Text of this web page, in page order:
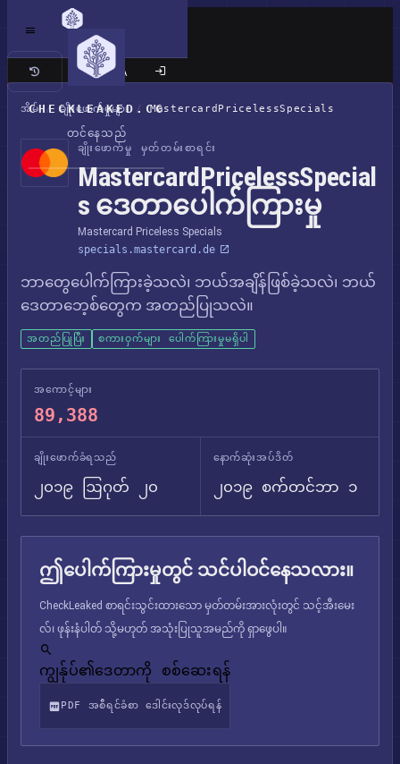
CHECKLEAKED.CC
တင်နေသည်
ကလက်စစ် ဆိုက်
အိမ် / ချိုးဖောက်မှုများ / MastercardPricelessSpecials
ချိုးဖောက်မှု မှတ်တမ်းစာရင်း
MastercardPricelessSpecial
s ဒေတာပေါက်ကြားမှု
Mastercard Priceless Specials
specials.mastercard.de
ဘာတွေပေါက်ကြားခဲ့သလဲ၊ ဘယ်အချိန်ဖြစ်ခဲ့သလဲ၊ ဘယ်
ဒေတာဘေ့စ်တွေက အတည်ပြုသလဲ။
အတည်ပြုပြီး စကားဝှက်များ ပေါက်ကြားမှုမရှိပါ
အကောင့်များ
89,388
ချိုးဖောက်ခံရသည်
၂၀၁၉ ဩဂုတ် ၂၀
နောက်ဆုံးအပ်ဒိတ်
၂၀၁၉ စက်တင်ဘာ ၁
ဤပေါက်ကြားမှုတွင် သင်ပါဝင်နေသလား။
CheckLeaked စာရင်းသွင်းထားသော မှတ်တမ်းအားလုံးတွင် သင့်အီးမေး
လ်၊ ဖုန်းနံပါတ် သို့မဟုတ် အသုံးပြုသူအမည်ကို ရှာဖွေပါ။
ကျွန်ုပ်၏ဒေတာကို စစ်ဆေးရန်
PDF အစီရင်ခံစာ ဒေါင်းလုဒ်လုပ်ရန်